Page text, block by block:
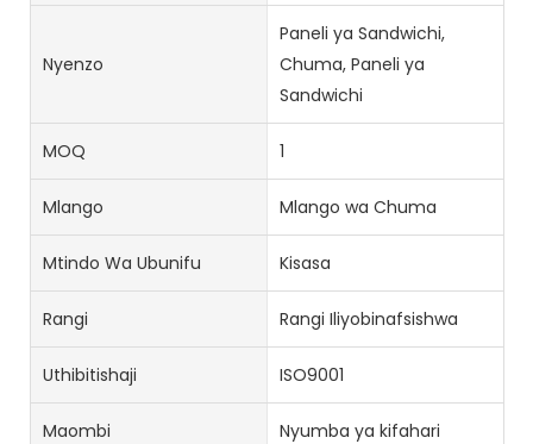
Nyenzo
Paneli ya Sandwichi,
Chuma, Paneli ya
Sandwichi
MOQ 1
Mlango Mlango wa Chuma
Mtindo Wa Ubunifu Kisasa
Rangi Rangi Iliyobinafsishwa
Uthibitishaji ISO9001
Maombi Nyumba ya kifahari